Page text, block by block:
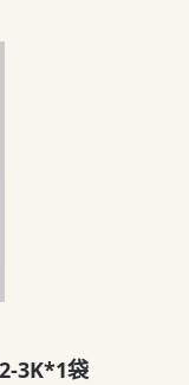
3K*1袋